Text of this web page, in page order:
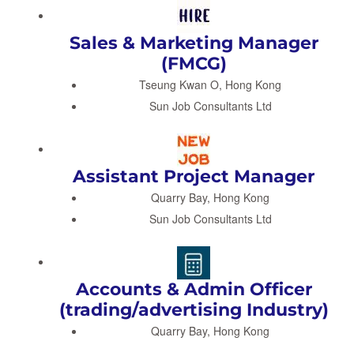
Sales & Marketing Manager
(FMCG)
Tseung Kwan O, Hong Kong
Sun Job Consultants Ltd
Assistant Project Manager
Quarry Bay, Hong Kong
Sun Job Consultants Ltd
Accounts & Admin Officer
(trading/advertising Industry)
Quarry Bay, Hong Kong